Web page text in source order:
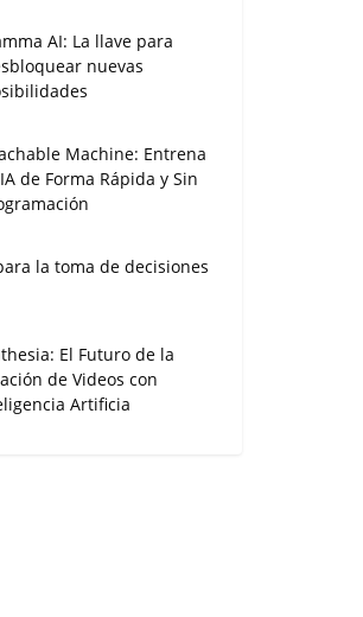
AI: La llave para
nuevas
Machine: Entrena
de Forma Rápida y Sin
la toma de decisiones
El Futuro de la
de Videos con
Artificia